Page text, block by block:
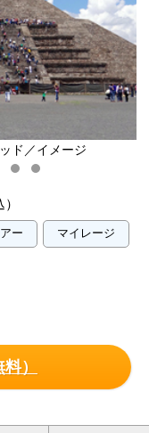
ド／イメージ
ー マイレージ
）